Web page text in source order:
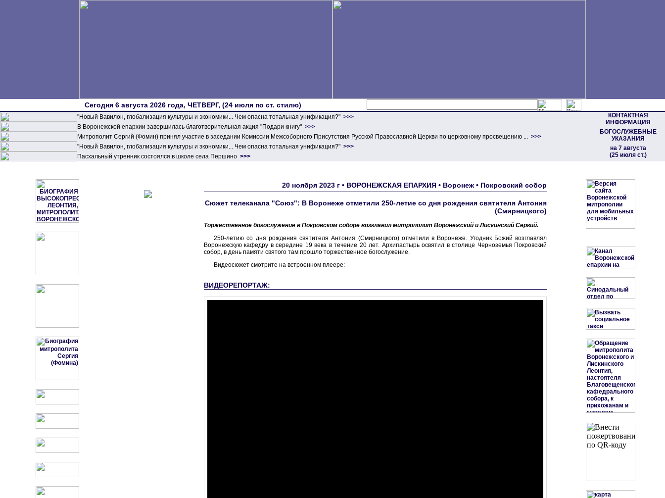
Сегодня 6 августа 2026 года, ЧЕТВЕРГ, (24 июля по ст. стилю)
"Новый Вавилон, глобализация культуры и экономики... Чем опасна тотальная унификация?" >>>
КОНТАКТНАЯ
ИНФОРМАЦИЯ
БОГОСЛУЖЕБНЫЕ
УКАЗАНИЯ
на 7 августа
(25 июля ст.)
В Воронежской епархии завершилась благотворительная акция "Подари книгу" >>>
Митрополит Сергий (Фомин) принял участие в заседании Комиссии Межсоборного Присутствия Русской Православной Церкви по церковному просвещению ... >>>
"Новый Вавилон, глобализация культуры и экономики... Чем опасна тотальная унификация?" >>>
Пасхальный утренник состоялся в школе села Першино >>>
20 ноября 2023 г • ВОРОНЕЖСКАЯ ЕПАРХИЯ • Воронеж • Покровский собор
Сюжет телеканала "Союз": В Воронеже отметили 250-летие со дня рождения святителя Антония
(Смирницкого)
Торжественное богослужение в Покровском соборе возглавил митрополит Воронежский и Лискинский Сергий.
250-летию со дня рождения святителя Антония (Смирницкого) отметили в Воронеже. Угодник Божий возглавлял
Воронежскую кафедру в середине 19 века в течение 20 лет. Архипастырь освятил в столице Черноземья Покровский
собор, в день памяти святого там прошло торжественное богослужение.
Видеосюжет смотрите на встроенном плеере:
ВИДЕОРЕПОРТАЖ: